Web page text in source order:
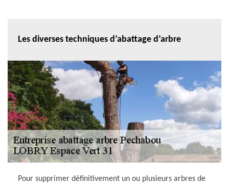
Les diverses techniques d’abattage d’arbre
Pour supprimer définitivement un ou plusieurs arbres de